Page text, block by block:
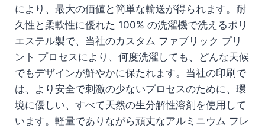
により、最大の価値と簡単な輸送が得られます。耐
久性と柔軟性に優れた 100% の洗濯機で洗えるポリ
エステル製で、当社のカスタム ファブリック プリ
ント プロセスにより、何度洗濯しても、どんな天候
でもデザインが鮮やかに保たれます。当社の印刷で
は、より安全で刺激の少ないプロセスのために、環
境に優しい、すべて天然の生分解性溶剤を使用して
います。軽量でありながら頑丈なアルミニウム フレ